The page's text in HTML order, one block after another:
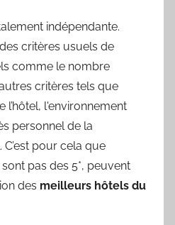
indépendante.
critères usuels de
comme le nombre
critères tels que
l’hôtel, l'environnement
personnel de la
pour cela que
pas des 5*, peuvent
des meilleurs hôtels du